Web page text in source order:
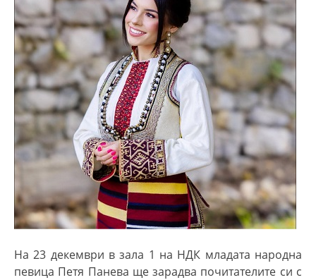
На 23 декември в зала 1 на НДК младата народна
певица Петя Панева ще зарадва почитателите си с